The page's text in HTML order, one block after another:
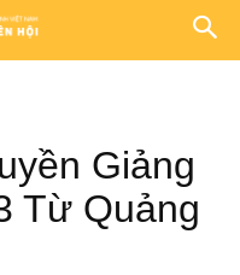
Giảng
Từ Quảng